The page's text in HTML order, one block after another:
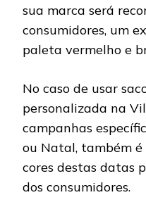
sua marca será
consumidores, um
paleta vermelho e
No caso de usar
personalizada na
campanhas
ou Natal, também
cores destas datas
dos consumidores.